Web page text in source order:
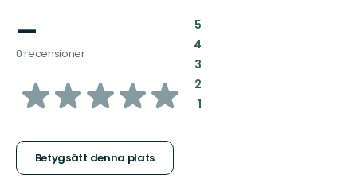
—
0 recensioner
av
stjärnor
Betygsätt denna plats
5:
4:
3:
2:
1: